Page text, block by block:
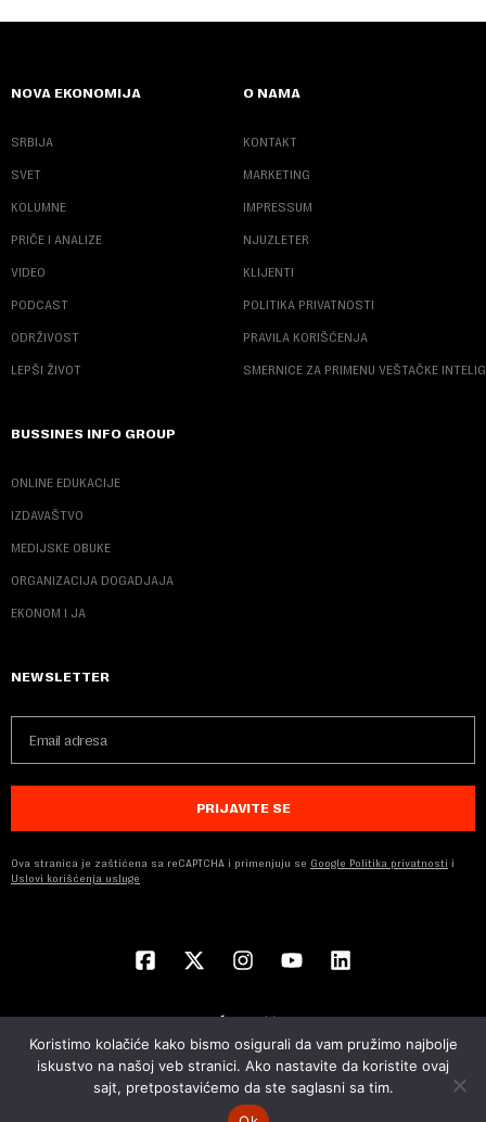
NOVA EKONOMIJA
SRBIJA
SVET
KOLUMNE
PRIČE I ANALIZE
VIDEO
PODCAST
ODRŽIVOST
LEPŠI ŽIVOT
O NAMA
KONTAKT
MARKETING
IMPRESSUM
NJUZLETER
KLIJENTI
POLITIKA PRIVATNOSTI
PRAVILA KORIŠĆENJA
SMERNICE ZA PRIMENU VEŠTAČKE
BUSSINES INFO GROUP
ONLINE EDUKACIJE
IZDAVAŠTVO
MEDIJSKE OBUKE
ORGANIZACIJA DOGADJAJA
EKONOM I JA
NEWSLETTER
PRIJAVITE SE
Ova stranica je zaštićena sa reCAPTCHA i primenjuju se Google Politika privatnosti i
Uslovi korišćenja usluge
© 2026 NOVA EKONOMIJA | SVA PRAVA ZADŽANA | DEVELOPED BY
Koristimo kolačiće kako bismo osigurali da vam pružimo najbolje
iskustvo na našoj veb stranici. Ako nastavite da koristite ovaj
sajt, pretpostavićemo da ste saglasni sa tim.